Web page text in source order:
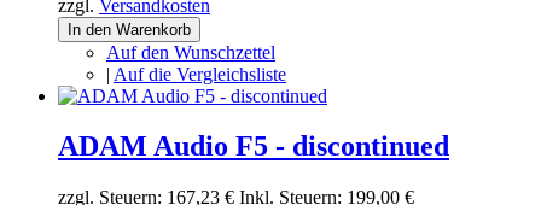
zzgl. Versandkosten
In den Warenkorb
Auf den Wunschzettel
| Auf die Vergleichsliste
ADAM Audio F5 - discontinued
zzgl. Steuern: 167,23 € Inkl. Steuern: 199,00 €